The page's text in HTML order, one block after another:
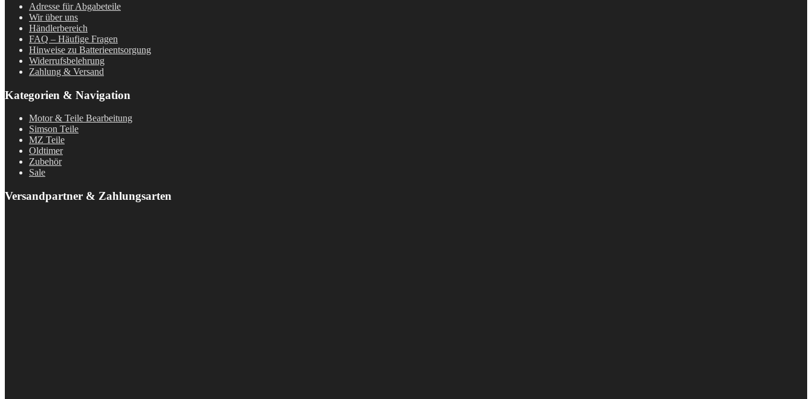
Adresse für Abgabeteile
Wir über uns
Händlerbereich
FAQ – Häufige Fragen
Hinweise zu Batterieentsorgung
Widerrufsbelehrung
Zahlung & Versand
Kategorien & Navigation
Motor & Teile Bearbeitung
Simson Teile
MZ Teile
Oldtimer
Zubehör
Sale
Versandpartner & Zahlungsarten